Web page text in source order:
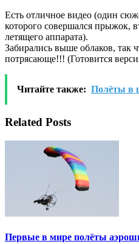
Есть отличное видео (один
которого совершался прыжок,
летящего аппарата).
Забирались выше облаков, так
потрясающе!!! (Готовится
Читайте также: Полёты в
Related Posts
Первые в мире полёты